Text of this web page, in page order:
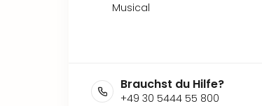
Musical
Brauchst du Hilfe?
+49 30 5444 55 800